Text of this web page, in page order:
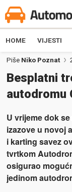
HOME VIJESTI
Piše Niko Poznat
Besplatni
autodromu
U vrijeme dok
izazove u novoj
i karting savez
tvrtkom
osigurao
jedinom